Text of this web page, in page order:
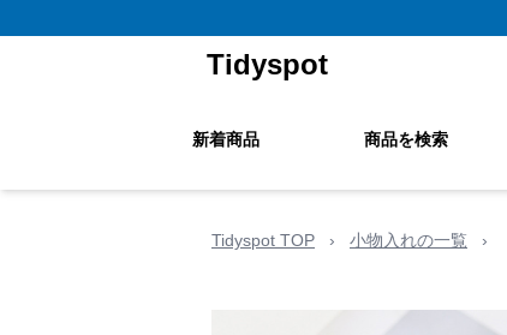
Tidyspot
新着商品 商品を検索
Tidyspot TOP › 小物入れの一覧 ›